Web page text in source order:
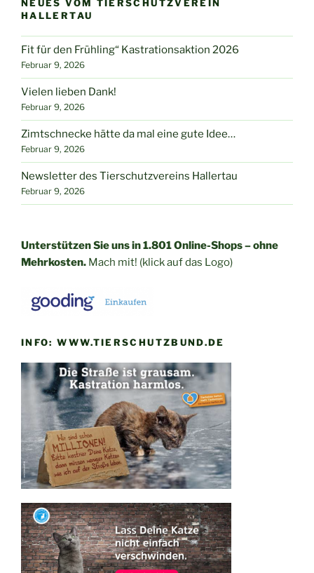
NEUES VOM TIERSCHUTZVEREIN
HALLERTAU
Fit für den Frühling“ Kastrationsaktion 2026
Februar 9, 2026
Vielen lieben Dank!
Februar 9, 2026
Zimtschnecke hätte da mal eine gute Idee…
Februar 9, 2026
Newsletter des Tierschutzvereins Hallertau
Februar 9, 2026
Unterstützen Sie uns in 1.801 Online-Shops – ohne
Mehrkosten. Mach mit! (klick auf das Logo)
INFO: WWW.TIERSCHUTZBUND.DE